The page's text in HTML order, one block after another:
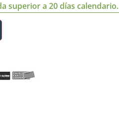
superior a 20 días calendario.